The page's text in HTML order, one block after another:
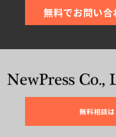
無料でお問い合
無料相談